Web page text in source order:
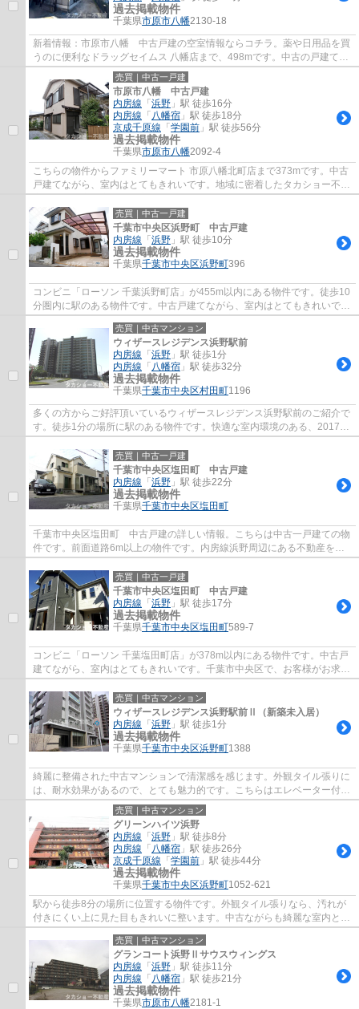
過去掲載物件
千葉県市原市八幡2130-18
新着情報：市原市八幡 中古戸建の空室情報ならコチラ。薬や日用品を買
うのに便利なドラッグセイムス 八幡店まで、498mです。中古の戸建て物
件は幅広い年齢層の方からニーズがあります...
売買｜中古一戸建
市原市八幡 中古戸建
内房線 「 浜野 」駅 徒歩16分
内房線 「 八幡宿 」駅 徒歩18分
京成千原線 「 学園前 」駅 徒歩56分
過去掲載物件
千葉県市原市八幡2092-4
こちらの物件からファミリーマート 市原八幡北町店まで373mです。中古
戸建てながら、室内はとてもきれいです。地域に密着したタカショー不動
産でなら、市原市の不動産もスムーズに探す...
売買｜中古一戸建
千葉市中央区浜野町 中古戸建
内房線 「 浜野 」駅 徒歩10分
過去掲載物件
千葉県千葉市中央区浜野町396
コンビニ「ローソン 千葉浜野町店」が455m以内にある物件です。徒歩10
分圏内に駅のある物件です。中古戸建てながら、室内はとてもきれいで
す。千葉市中央区に特化したタカショー不動産...
売買｜中古マンション
ウィザースレジデンス浜野駅前
内房線 「 浜野 」駅 徒歩1分
内房線 「 八幡宿 」駅 徒歩32分
過去掲載物件
千葉県千葉市中央区村田町1196
多くの方からご好評頂いているウィザースレジデンス浜野駅前のご紹介で
す。徒歩1分の場所に駅のある物件です。快適な室内環境のある、2017年
3月築の物件となります。地上14階建ての物...
売買｜中古一戸建
千葉市中央区塩田町 中古戸建
内房線 「 浜野 」駅 徒歩22分
過去掲載物件
千葉県千葉市中央区塩田町
千葉市中央区塩田町 中古戸建の詳しい情報。こちらは中古一戸建ての物
件です。前面道路6m以上の物件です。内房線浜野周辺にある不動産を探
すなら、タカショー不動産のスタッフまでご...
売買｜中古一戸建
千葉市中央区塩田町 中古戸建
内房線 「 浜野 」駅 徒歩17分
過去掲載物件
千葉県千葉市中央区塩田町589-7
コンビニ「ローソン 千葉塩田町店」が378m以内にある物件です。中古戸
建てながら、室内はとてもきれいです。千葉市中央区で、お客様がお求め
の物件を内房線浜野周辺で見つけましょう。...
売買｜中古マンション
ウィザースレジデンス浜野駅前Ⅱ（新築未入居）
内房線 「 浜野 」駅 徒歩1分
過去掲載物件
千葉県千葉市中央区浜野町1388
綺麗に整備された中古マンションで清潔感を感じます。外観タイル張りに
は、耐水効果があるので、とても魅力的です。こちらはエレベーター付き
物件です。14階建ての建物もお探しします...
売買｜中古マンション
グリーンハイツ浜野
内房線 「 浜野 」駅 徒歩8分
内房線 「 八幡宿 」駅 徒歩26分
京成千原線 「 学園前 」駅 徒歩44分
過去掲載物件
千葉県千葉市中央区浜野町1052-621
駅から徒歩8分の場所に位置する物件です。外観タイル張りなら、汚れが
付きにくい上に見た目もきれいに整います。中古ながらも綺麗な室内と魅
力的な住環境のマンションです。エレベータ...
売買｜中古マンション
グランコート浜野Ⅱサウスウィングス
内房線 「 浜野 」駅 徒歩11分
内房線 「 八幡宿 」駅 徒歩21分
過去掲載物件
千葉県市原市八幡2181-1